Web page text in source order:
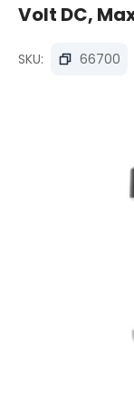
Volt DC,
SKU: 66700